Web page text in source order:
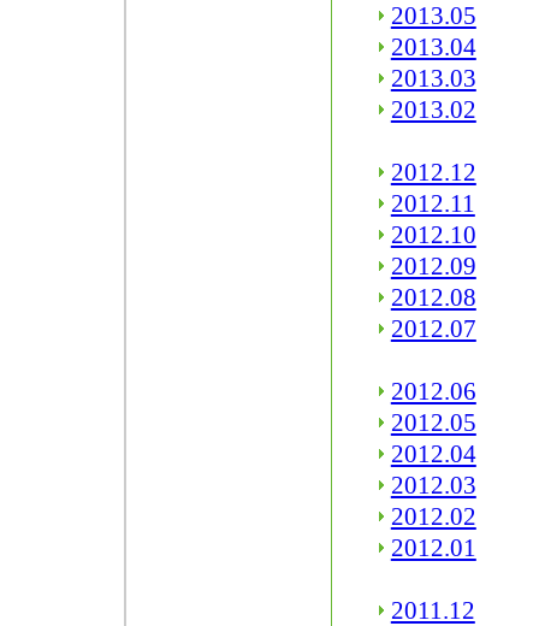
2013.05
2013.04
2013.03
2013.02
2012.12
2012.11
2012.10
2012.09
2012.08
2012.07
2012.06
2012.05
2012.04
2012.03
2012.02
2012.01
2011.12